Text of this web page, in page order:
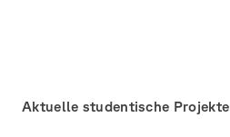
Aktuelle studentische Projekte